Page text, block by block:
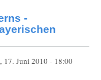
-
17. Juni 2010 - 18:00